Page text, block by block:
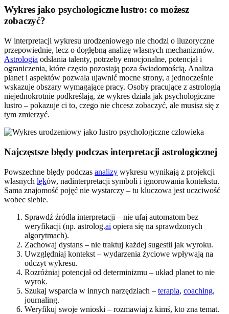
Wykres jako psychologiczne lustro: co możesz
zobaczyć?
W interpretacji wykresu urodzeniowego nie chodzi o iluzoryczne
przepowiednie, lecz o dogłębną analizę własnych mechanizmów.
Astrologia odsłania talenty, potrzeby emocjonalne, potencjał i
ograniczenia, które często pozostają poza świadomością. Analiza
planet i aspektów pozwala ujawnić mocne strony, a jednocześnie
wskazuje obszary wymagające pracy. Osoby pracujące z astrologią
niejednokrotnie podkreślają, że wykres działa jak psychologiczne
lustro – pokazuje ci to, czego nie chcesz zobaczyć, ale musisz się z
tym zmierzyć.
Najczęstsze błędy podczas interpretacji astrologicznej
Powszechne błędy podczas analizy wykresu wynikają z projekcji
własnych lęków, nadinterpretacji symboli i ignorowania kontekstu.
Sama znajomość pojęć nie wystarczy – tu kluczowa jest uczciwość
wobec siebie.
Sprawdź źródła interpretacji – nie ufaj automatom bez
weryfikacji (np. astrolog.ai opiera się na sprawdzonych
algorytmach).
Zachowaj dystans – nie traktuj każdej sugestii jak wyroku.
Uwzględniaj kontekst – wydarzenia życiowe wpływają na
odczyt wykresu.
Rozróżniaj potencjał od determinizmu – układ planet to nie
wyrok.
Szukaj wsparcia w innych narzędziach – terapia, coaching,
journaling.
Weryfikuj swoje wnioski – rozmawiaj z kimś, kto zna temat.